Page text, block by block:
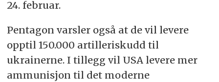
24. februar.
Pentagon varsler også at de vil levere
opptil 150.000 artilleriskudd til
ukrainerne. I tillegg vil USA levere mer
ammunisjon til det moderne